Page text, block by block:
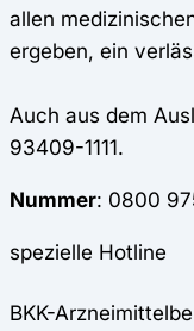
allen
ergeben, ein
Auch aus dem
93409-1111.
Nummer: 0800
spezielle Hotline
BKK-